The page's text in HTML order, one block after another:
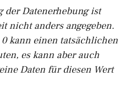
der Datenerhebung ist
nicht anders angegeben.
0 kann einen tatsächlichen
es kann aber auch
Daten für diesen Wert